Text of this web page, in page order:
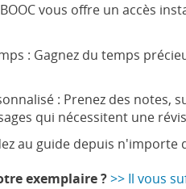
BOOC vous offre un accès
: Gagnez du temps
: Prenez des notes,
qui nécessitent une
au guide depuis n'importe
exemplaire ?>> Il vous